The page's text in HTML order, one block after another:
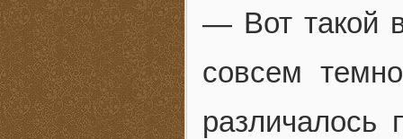
— Вот такой
совсем
различалось